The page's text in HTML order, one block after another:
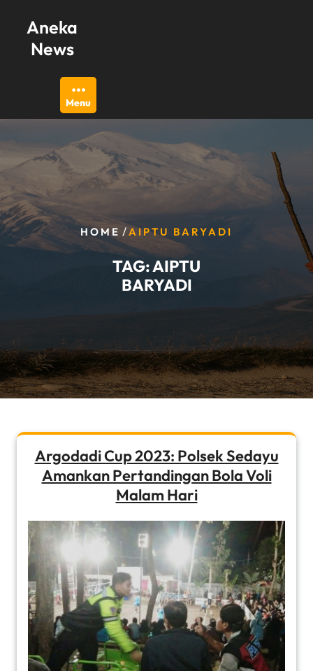
content
Aneka
News
Menu
HOME /AIPTU BARYADI
TAG:AIPTU
BARYADI
Argodadi Cup 2023: Polsek Sedayu
Amankan Pertandingan Bola Voli
Malam Hari